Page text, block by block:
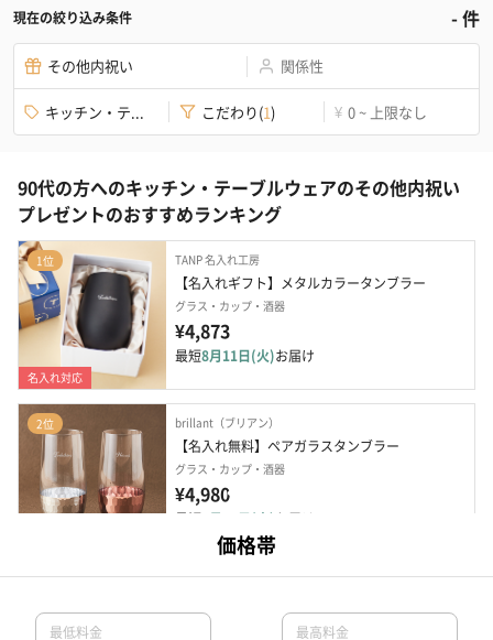
現在の絞り込み条件 -件
その他内祝い 関係性
キッチン・テ... こだわり(1) ¥ 0 ~ 上限なし
90代の方へのキッチン・テーブルウェアのその他内祝い
プレゼントのおすすめランキング
1位
名入れ対応
TANP 名入れ工房
【名入れギフト】メタルカラータンブラー
グラス・カップ・酒器
¥4,873
最短8月11日(火)お届け
2位 brillant（ブリアン）
【名入れ無料】ペアガラスタンブラー
グラス・カップ・酒器
¥4,980
最短 8月11日(火) お届け
FROZEN CUBE　二重タンブラー＆キューブ2P